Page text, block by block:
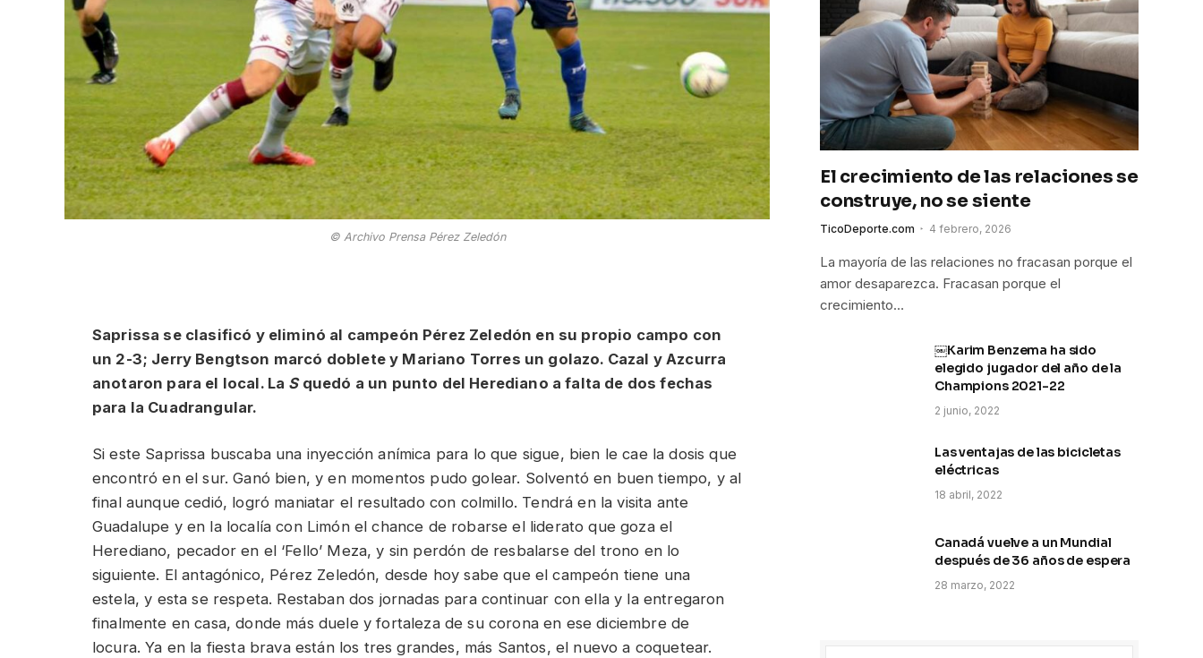
© Archivo Prensa Pérez Zeledón
Saprissa se clasificó y eliminó al campeón Pérez Zeledón en su propio campo con
un 2-3; Jerry Bengtson marcó doblete y Mariano Torres un golazo. Cazal y Azcurra
anotaron para el local. La Squedó a un punto del Herediano a falta de dos fechas
para la Cuadrangular.
Si este Saprissa buscaba una inyección anímica para lo que sigue, bien le cae la dosis que
encontró en el sur. Ganó bien, y en momentos pudo golear. Solventó en buen tiempo, y al
final aunque cedió, logró maniatar el resultado con colmillo. Tendrá en la visita ante
Guadalupe y en la localía con Limón el chance de robarse el liderato que goza el
Herediano, pecador en el ‘Fello’ Meza, y sin perdón de resbalarse del trono en lo
siguiente. El antagónico, Pérez Zeledón, desde hoy sabe que el campeón tiene una
estela, y esta se respeta. Restaban dos jornadas para continuar con ella y la entregaron
finalmente en casa, donde más duele y fortaleza de su corona en ese diciembre de
locura. Ya en la fiesta brava están los tres grandes, más Santos, el nuevo a coquetear.
El crecimiento de las relaciones se
construye, no se siente
TicoDeporte.com 4 febrero, 2026
La mayoría de las relaciones no fracasan porque el
amor desaparezca. Fracasan porque el
crecimiento…
￼Karim Benzema ha sido
elegido jugador del año de la
Champions 2021-22
2 junio, 2022
Las ventajas de las bicicletas
eléctricas
18 abril, 2022
Canadá vuelve a un Mundial
después de 36 años de espera
28 marzo, 2022